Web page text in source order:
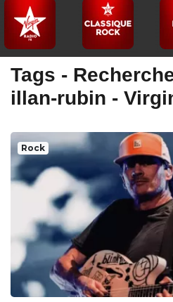
Tags -
illan-rubin -
Rock